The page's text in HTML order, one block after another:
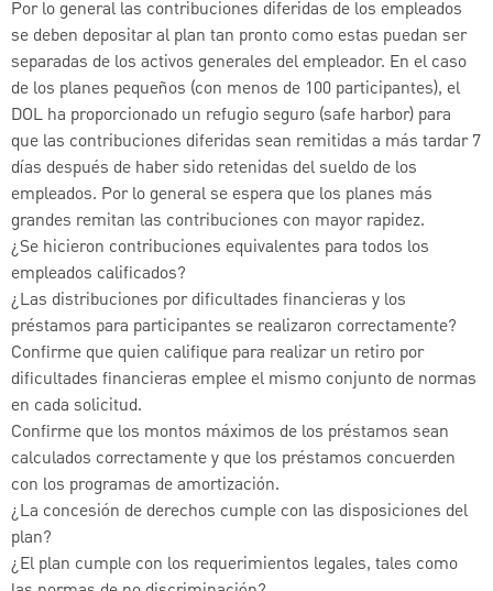
Por lo general las contribuciones diferidas de los empleados
se deben depositar al plan tan pronto como estas puedan ser
separadas de los activos generales del empleador. En el caso
de los planes pequeños (con menos de 100 participantes), el
DOL ha proporcionado un refugio seguro (safe harbor) para
que las contribuciones diferidas sean remitidas a más tardar 7
días después de haber sido retenidas del sueldo de los
empleados. Por lo general se espera que los planes más
grandes remitan las contribuciones con mayor rapidez.
¿Se hicieron contribuciones equivalentes para todos los
empleados calificados?
¿Las distribuciones por dificultades financieras y los
préstamos para participantes se realizaron correctamente?
Confirme que quien califique para realizar un retiro por
dificultades financieras emplee el mismo conjunto de normas
en cada solicitud.
Confirme que los montos máximos de los préstamos sean
calculados correctamente y que los préstamos concuerden
con los programas de amortización.
¿La concesión de derechos cumple con las disposiciones del
plan?
¿El plan cumple con los requerimientos legales, tales como